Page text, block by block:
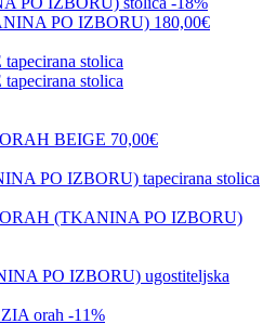
PO IZBORU) 180,00€
BEIGE 70,00€
(TKANINA PO IZBORU)
-11%